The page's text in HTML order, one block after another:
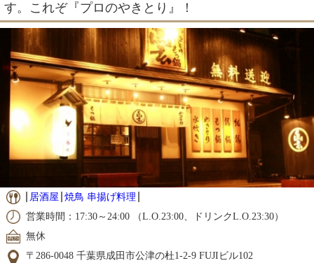
す。これぞ『プロのやきとり』！
居酒屋 焼鳥 串揚げ料理
営業時間：17:30～24:00 （L.O.23:00、ドリンクL.O.23:30）
無休
〒286-0048 千葉県成田市公津の杜1-2-9 FUJIビル102